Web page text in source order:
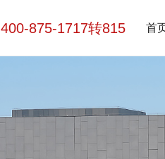
400-875-1717转815 首